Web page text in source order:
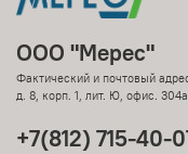
ООО "Мерес"
Фактический и почтовый
д. 8, корп. 1, лит. Ю, офис. 304а
+7(812) 715-40-